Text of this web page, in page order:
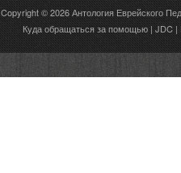
Copyright © 2026Антология Еврейского
Куда обращаться за помощью| JDC|